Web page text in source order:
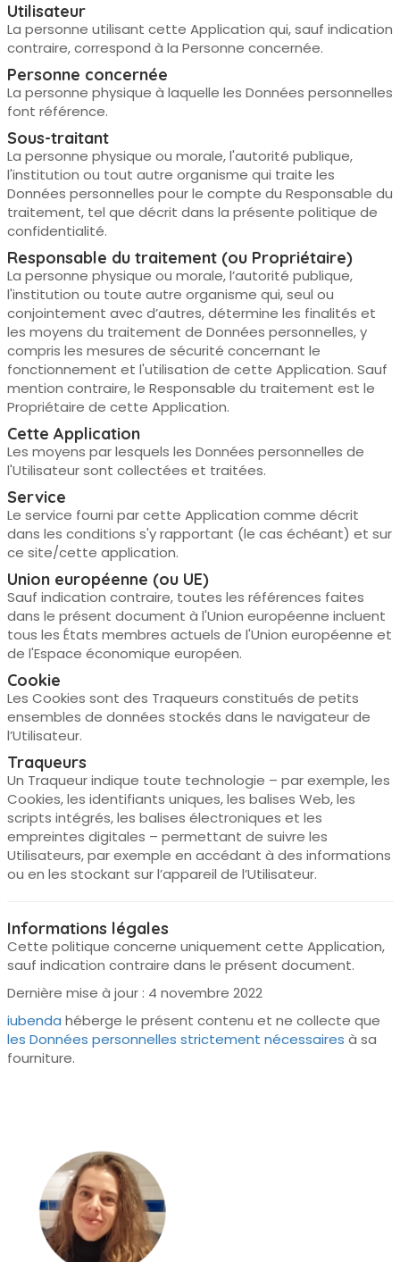
Utilisateur
La personne utilisant cette Application qui, sauf indication
contraire, correspond à la Personne concernée.
Personne concernée
La personne physique à laquelle les Données personnelles
font référence.
Sous-traitant
La personne physique ou morale, l'autorité publique,
l'institution ou tout autre organisme qui traite les
Données personnelles pour le compte du Responsable du
traitement, tel que décrit dans la présente politique de
confidentialité.
Responsable du traitement (ou Propriétaire)
La personne physique ou morale, l’autorité publique,
l'institution ou toute autre organisme qui, seul ou
conjointement avec d’autres, détermine les finalités et
les moyens du traitement de Données personnelles, y
compris les mesures de sécurité concernant le
fonctionnement et l'utilisation de cette Application. Sauf
mention contraire, le Responsable du traitement est le
Propriétaire de cette Application.
Cette Application
Les moyens par lesquels les Données personnelles de
l'Utilisateur sont collectées et traitées.
Service
Le service fourni par cette Application comme décrit
dans les conditions s'y rapportant (le cas échéant) et sur
ce site/cette application.
Union européenne (ou UE)
Sauf indication contraire, toutes les références faites
dans le présent document à l'Union européenne incluent
tous les États membres actuels de l'Union européenne et
de l'Espace économique européen.
Cookie
Les Cookies sont des Traqueurs constitués de petits
ensembles de données stockés dans le navigateur de
l’Utilisateur.
Traqueurs
Un Traqueur indique toute technologie – par exemple, les
Cookies, les identifiants uniques, les balises Web, les
scripts intégrés, les balises électroniques et les
empreintes digitales – permettant de suivre les
Utilisateurs, par exemple en accédant à des informations
ou en les stockant sur l’appareil de l’Utilisateur.
Informations légales
Cette politique concerne uniquement cette Application,
sauf indication contraire dans le présent document.
Dernière mise à jour : 4 novembre 2022
iubenda héberge le présent contenu et ne collecte que
les Données personnelles strictement nécessaires à sa
fourniture.